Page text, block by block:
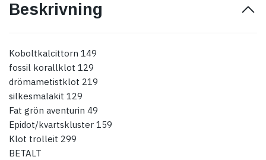
Beskrivning
Koboltkalcittorn 149
fossil korallklot 129
drömametistklot 219
silkesmalakit 129
Fat grön aventurin 49
Epidot/kvartskluster 159
Klot trolleit 299
BETALT